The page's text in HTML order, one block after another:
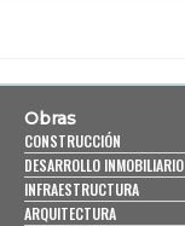
Obras
CONSTRUCCIÓN
DESARROLLO INMOBILIARIO
INFRAESTRUCTURA
ARQUITECTURA